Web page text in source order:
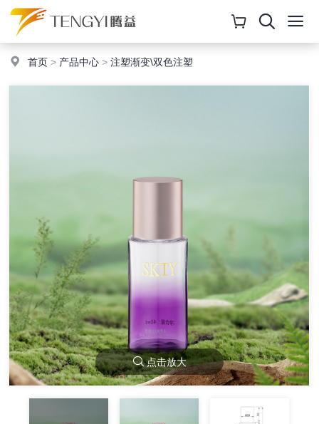
首页 > 产品中心 >注塑渐变\双色注塑
点击放大